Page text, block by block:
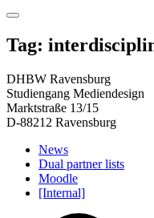
Tag:
DHBW Ravensburg
Studiengang Mediendesign
Marktstraße 13/15
D-88212 Ravensburg
News
Dual partner lists
Moodle
[Internal]